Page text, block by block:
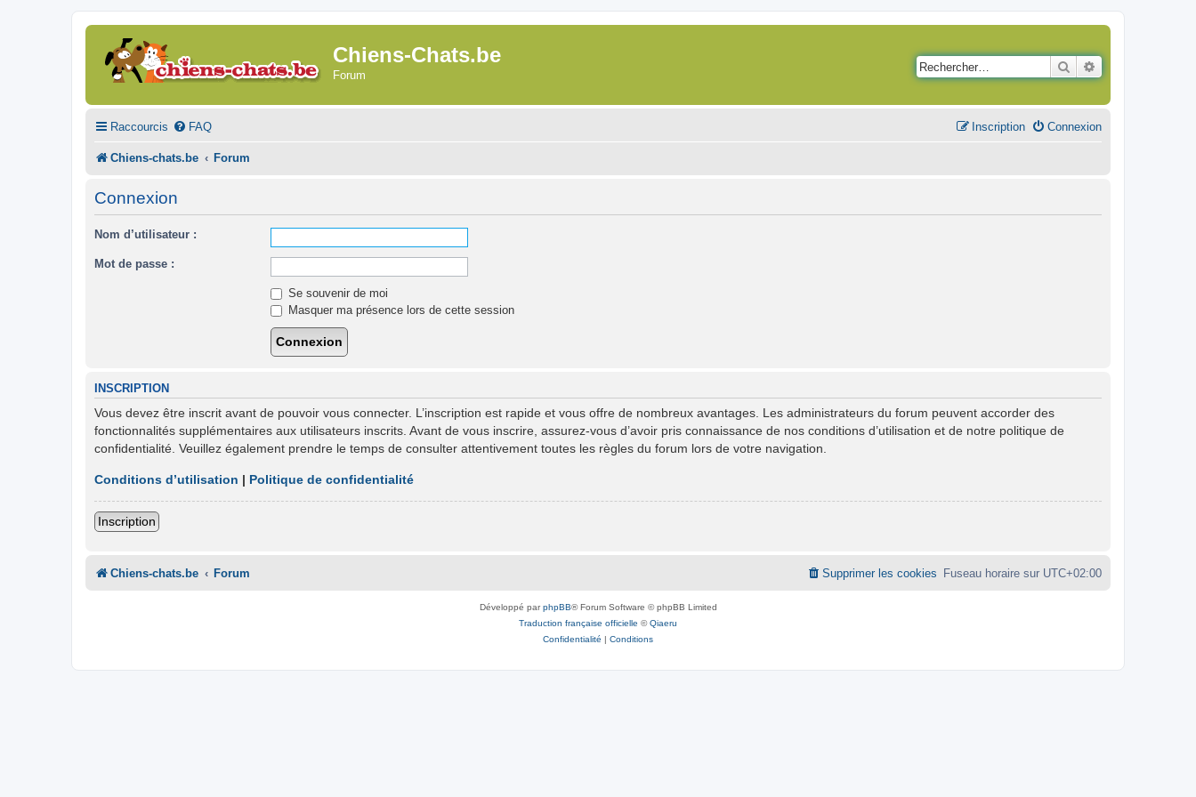
Chiens-Chats.be
Forum
Rechercher
Raccourcis FAQ Connexion
Inscription
Chiens-chats.be Forum
Connexion
Nom d’utilisateur :
Mot de passe :
Se souvenir de moi
Masquer ma présence lors de cette session
INSCRIPTION
Vous devez être inscrit avant de pouvoir vous connecter. L’inscription est rapide et vous offre de nombreux avantages. Les administrateurs du forum peuvent accorder des
fonctionnalités supplémentaires aux utilisateurs inscrits. Avant de vous inscrire, assurez-vous d’avoir pris connaissance de nos conditions d’utilisation et de notre politique de
confidentialité. Veuillez également prendre le temps de consulter attentivement toutes les règles du forum lors de votre navigation.
Conditions d’utilisation | Politique de confidentialité
Inscription
Chiens-chats.be Forum Fuseau horaire sur UTC+02:00
Supprimer les cookies
Développé parphpBB® Forum Software © phpBB Limited
Traduction française officielle ©Qiaeru
Confidentialité | Conditions